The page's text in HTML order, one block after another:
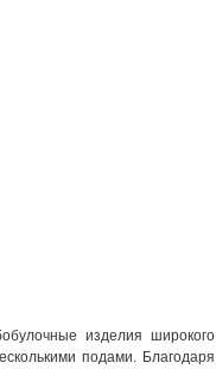
изделия широкого
подами. Благодаря